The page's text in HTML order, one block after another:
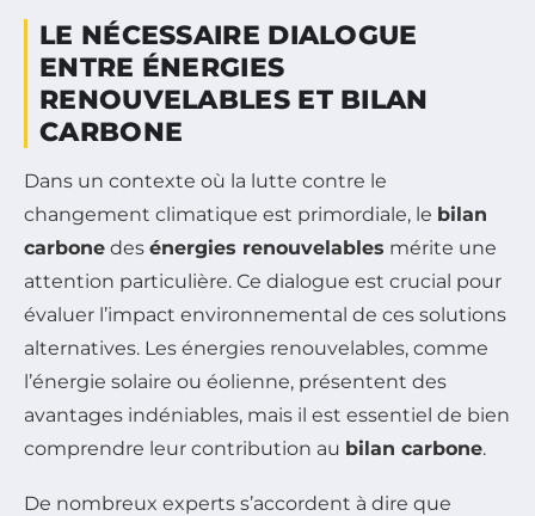
LE NÉCESSAIRE DIALOGUE
ENTRE ÉNERGIES
RENOUVELABLES ET BILAN
CARBONE
Dans un contexte où la lutte contre le
changement climatique est primordiale, le bilan
carbone des énergies renouvelables mérite une
attention particulière. Ce dialogue est crucial pour
évaluer l’impact environnemental de ces solutions
alternatives. Les énergies renouvelables, comme
l’énergie solaire ou éolienne, présentent des
avantages indéniables, mais il est essentiel de bien
comprendre leur contribution au bilan carbone.
De nombreux experts s’accordent à dire que